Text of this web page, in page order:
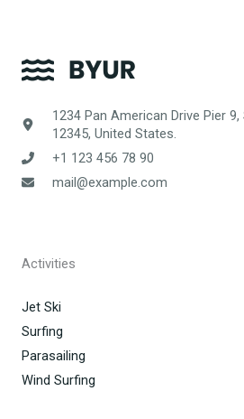
1234 Pan American Drive Pier 9,
12345, United States.
+1 123 456 78 90
mail@example.com
Activities
Jet Ski
Surfing
Parasailing
Wind Surfing